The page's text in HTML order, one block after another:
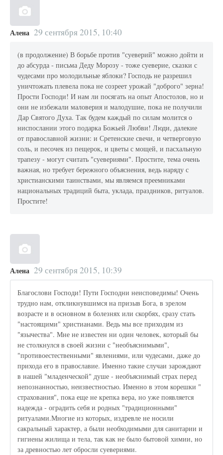
Алена 29 сентября 2015, 10:40
(в продолжение) В борьбе против "суеверий" можно дойти и
до абсурда - письма Деду Морозу - тоже суеверие, сказки с
чудесами про молодильные яблоки? Господь не разрешил
уничтожать плевела пока не созреет урожай "доброго" зерна!
Прости Господи! И нам ли посягать на опыт Апостолов, но и
они не избежали маловерия и малодушие, пока не получили
Дар Святого Духа. Так будем каждый по силам молится о
ниспослании этого подарка Божьей Любви! Люди, далекие
от православной жизни: и Сретенские свечи, и четверговую
соль, и песочек из пещерок, и цветы с мощей, и пасхальную
трапезу - могут считать "суевериями". Простите, тема очень
важная, но требует бережного объяснения, ведь наряду с
христианскими таинствами, мы являемся преемниками
национальных традиций быта, уклада, праздников, ритуалов.
Простите!
Алена 29 сентября 2015, 10:39
Благослови Господи! Пути Господни неисповедимы! Очень
трудно нам, откликнувшимся на призыв Бога, в зрелом
возрасте и в основном в болезнях или скорбях, сразу стать
"настоящими" христианами. Ведь мы все приходим из
"язычества". Мне не известен ни один человек, который бы
не столкнулся в своей жизни с "необъяснимыми",
"противоестественными" явлениями, или чудесами, даже до
прихода его в православие. Именно такие случаи зарождают
в нашей "младенческой" душе - необъяснимый страх перед
непознанностью, неизвестностью. Именно в этом корешки "
страхования", пока еще не крепка вера, но уже появляется
надежда - оградить себя и родных "традиционными"
ритуалами.Многие из которых, издревле не носили
сакральный характер, а были необходимыми для санитарии и
гигиены жилища и тела, так как не было бытовой химии, но
за древностью лет обросли суевериями.